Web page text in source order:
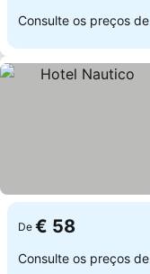
Consulte os preços de
De € 58
Consulte os preços de